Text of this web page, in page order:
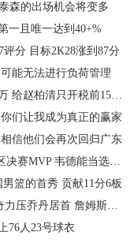
森的出场机会将变多
一且唯一达到40+%
分 目标2K28涨到87分
能无法进行负荷管理
赵柏清只开税前150万
们让我成为真正的赢家
信他们会再次回归广东
MVP 韦德能当选吗？
篮的首秀 贡献11分6板
乔丹居首 詹姆斯第六
76人23号球衣